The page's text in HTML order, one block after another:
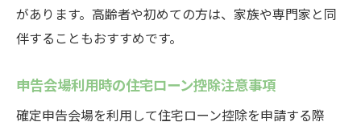
があります。高齢者や初めての方は、家族や専門家と同
伴することもおすすめです。
申告会場利用時の住宅ローン控除注意事項
確定申告会場を利用して住宅ローン控除を申請する際